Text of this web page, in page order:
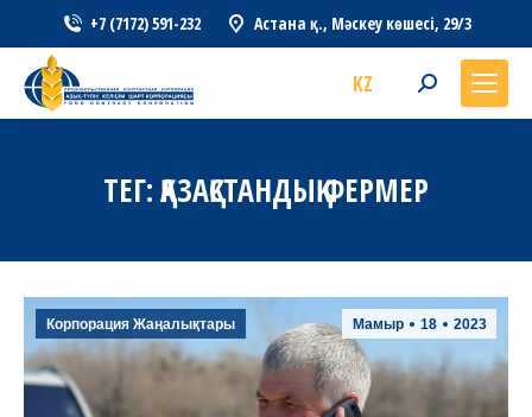
+7 (7172) 591-232 Астана қ., Мәскеу көшесі, 29/3
KZ Search:
ТЕГ:ҚАЗАҚСТАНДЫҚ ФЕРМЕР
Мамыр 18 2023
Корпорация Жаңалықтары